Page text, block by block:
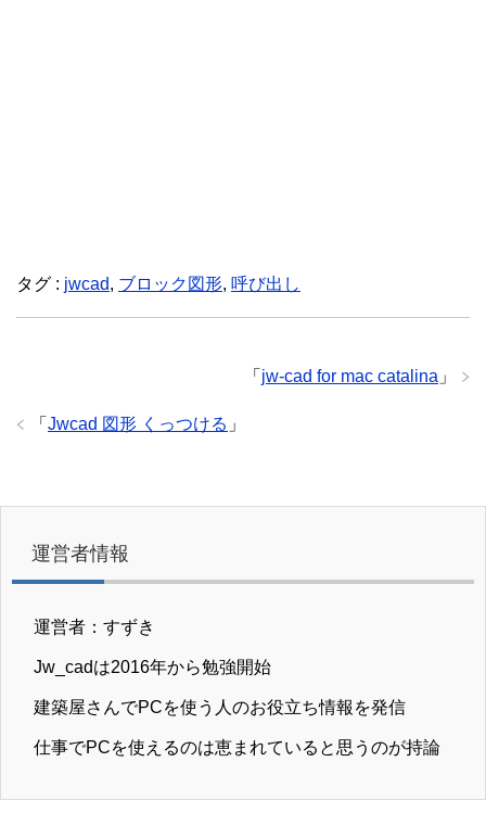
タグ : jwcad, ブロック図形, 呼び出し
「 jw-cad for mac catalina 」
「 Jwcad 図形 くっつける 」
運営者情報
運営者：すずき
Jw_cadは2016年から勉強開始
建築屋さんでPCを使う人のお役立ち情報を発信
仕事でPCを使えるのは恵まれていると思うのが持論